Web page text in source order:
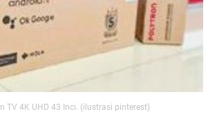
TV 4K UHD 43 Inci. (ilustrasi pinterest)